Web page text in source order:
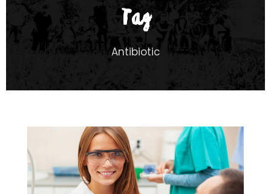
Tag
Antibiotic